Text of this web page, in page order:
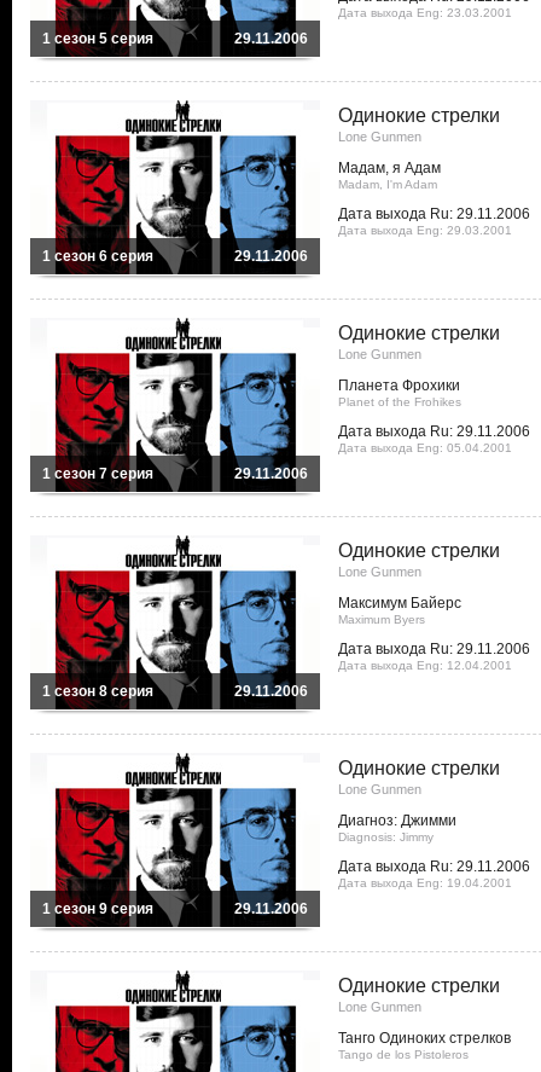
1 сезон 5 серия 29.11.2006
Дата выхода Eng: 23.03.2001
1 сезон 6 серия 29.11.2006
Одинокие стрелки
Lone Gunmen
Мадам, я Адам
Madam, I'm Adam
Дата выхода Ru: 29.11.2006
Дата выхода Eng: 29.03.2001
1 сезон 7 серия 29.11.2006
Одинокие стрелки
Lone Gunmen
Планета Фрохики
Planet of the Frohikes
Дата выхода Ru: 29.11.2006
Дата выхода Eng: 05.04.2001
1 сезон 8 серия 29.11.2006
Одинокие стрелки
Lone Gunmen
Максимум Байерс
Maximum Byers
Дата выхода Ru: 29.11.2006
Дата выхода Eng: 12.04.2001
1 сезон 9 серия 29.11.2006
Одинокие стрелки
Lone Gunmen
Диагноз: Джимми
Diagnosis: Jimmy
Дата выхода Ru: 29.11.2006
Дата выхода Eng: 19.04.2001
Одинокие стрелки
Lone Gunmen
Танго Одиноких стрелков
Tango de los Pistoleros